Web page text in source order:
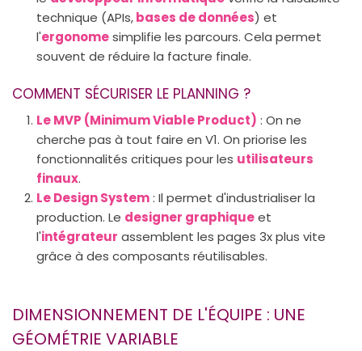
technique (APIs,bases de données) et
l'ergonomesimplifie les parcours. Cela permet
souvent de réduire la facture finale.
COMMENT SÉCURISER LE PLANNING ?
Le MVP (Minimum Viable Product) : On ne
cherche pas à tout faire en V1. On priorise les
fonctionnalités critiques pour les utilisateurs
finaux.
Le Design System: Il permet d'industrialiser la
production. Le designer graphiqueet
l'intégrateur assemblent les pages 3x plus vite
grâce à des composants réutilisables.
DIMENSIONNEMENT DE L'ÉQUIPE : UNE
GÉOMÉTRIE VARIABLE